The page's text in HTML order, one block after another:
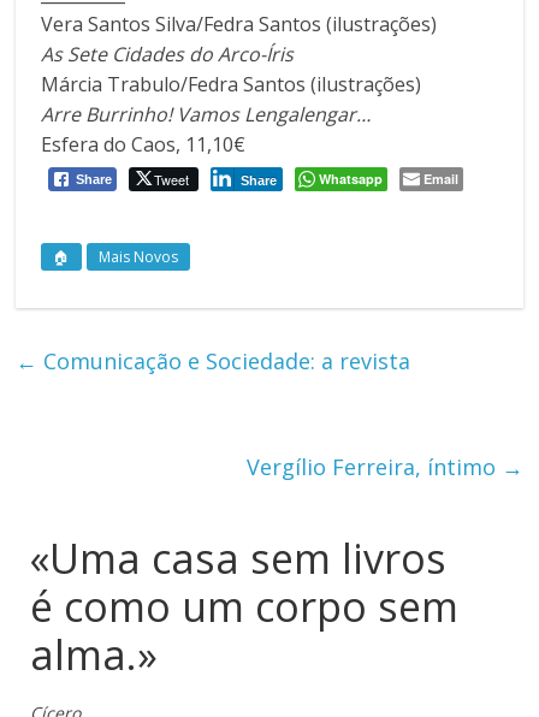
Vera Santos Silva/Fedra Santos (ilustrações)
As Sete Cidades do Arco-Íris
Márcia Trabulo/Fedra Santos (ilustrações)
Arre Burrinho! Vamos Lengalengar…
Esfera do Caos, 11,10€
Share Tweet Share Whatsapp Email
🏠 Mais Novos
← Comunicação e Sociedade: a revista
Vergílio Ferreira, íntimo →
«Uma casa sem livros
é como um corpo sem
alma.»